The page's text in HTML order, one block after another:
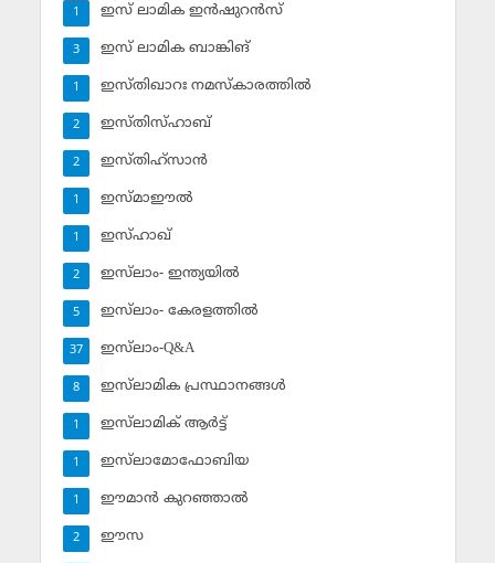
ഇസ് ലാമിക ഇന്‍ഷുറന്‍സ്‌
1
ഇസ് ലാമിക ബാങ്കിങ്‌
3
ഇസ്തിഖാറഃ നമസ്‌കാരത്തില്‍
1
ഇസ്തിസ്ഹാബ്
2
ഇസ്തിഹ്‌സാന്‍
2
ഇസ്മാഈല്‍
1
ഇസ്ഹാഖ്‌
1
ഇസ്‌ലാം- ഇന്ത്യയില്‍
2
ഇസ്‌ലാം- കേരളത്തില്‍
5
ഇസ്‌ലാം-Q&A
37
ഇസ്‌ലാമിക പ്രസ്ഥാനങ്ങള്‍
8
ഇസ്‌ലാമിക് ആര്‍ട്ട്
1
ഇസ്‌ലാമോഫോബിയ
1
ഈമാന്‍ കുറഞ്ഞാല്‍
1
ഈസ
2